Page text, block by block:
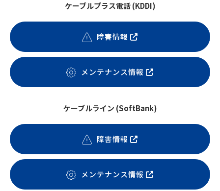
ケーブルプラス電話 (KDDI)
障害情報
メンテナンス情報
ケーブルライン (SoftBank)
障害情報
メンテナンス情報